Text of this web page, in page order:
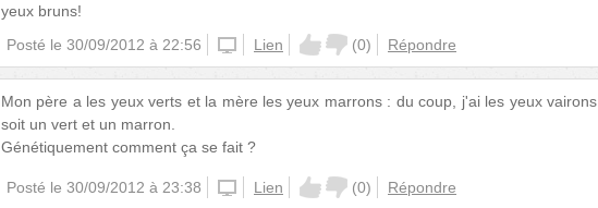
yeux bruns!
Posté le 30/09/2012 à 22:56 iphoneLien (0) Répondre
Mon père a les yeux verts et la mère les yeux marrons : du coup, j'ai les yeux vairons
soit un vert et un marron.
Génétiquement comment ça se fait ?
Posté le 30/09/2012 à 23:38 iphoneLien (0) Répondre